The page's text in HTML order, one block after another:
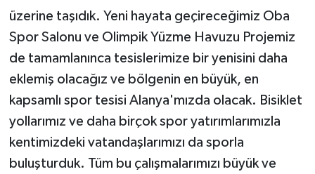
üzerine taşıdık. Yeni hayata geçireceğimiz Oba
Spor Salonu ve Olimpik Yüzme Havuzu Projemiz
de tamamlanınca tesislerimize bir yenisini daha
eklemiş olacağız ve bölgenin en büyük, en
kapsamlı spor tesisi Alanya'mızda olacak. Bisiklet
yollarımız ve daha birçok spor yatırımlarımızla
kentimizdeki vatandaşlarımızı da sporla
buluşturduk. Tüm bu çalışmalarımızı büyük ve